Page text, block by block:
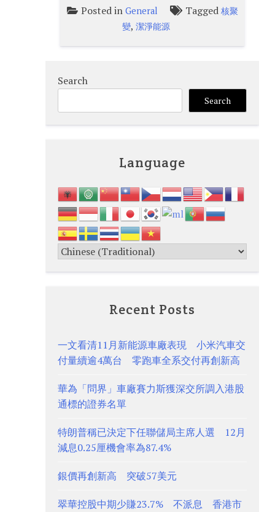
Posted in General Tagged 核聚
變,潔淨能源
Search
Search
Language
Recent Posts
一文看清11月新能源車廠表現 小米汽車交
付量續逾4萬台 零跑車全系交付再創新高
華為「問界」車廠賽力斯獲深交所調入港股
通標的證券名單
特朗普稱已決定下任聯儲局主席人選 12月
減息0.25厘機會率為87.4%
銀價再創新高 突破57美元
翠華控股中期少賺23.7% 不派息 香港市